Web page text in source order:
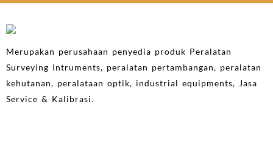
Merupakan perusahaan penyedia produk Peralatan
Surveying Intruments, peralatan pertambangan, peralatan
kehutanan, peralataan optik, industrial equipments, Jasa
Service & Kalibrasi.